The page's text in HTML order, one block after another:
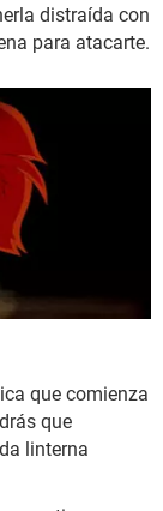
distraída con
para atacarte.
que comienza
que
linterna